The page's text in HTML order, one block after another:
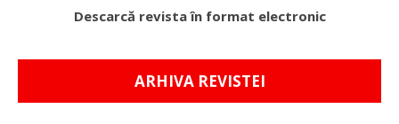
Descarcă revista în format electronic
ARHIVA REVISTEI